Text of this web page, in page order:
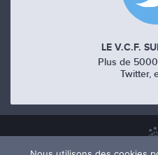
LE V.C.F.
Plus de
Twitter,